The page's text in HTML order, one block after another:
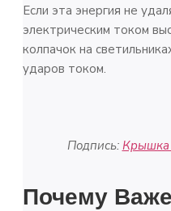
Если эта энергия не
электрическим током
колпачок на
ударов током.
Подпись: Крышка
Почему